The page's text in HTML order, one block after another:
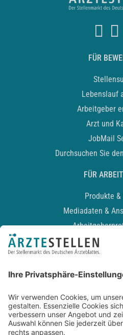
FÜR
Lebenslauf
Arbeitgeber
Arzt und
JobMail
Durchsuchen Sie
FÜR
Produkte &
Mediadaten &
Recruiting-